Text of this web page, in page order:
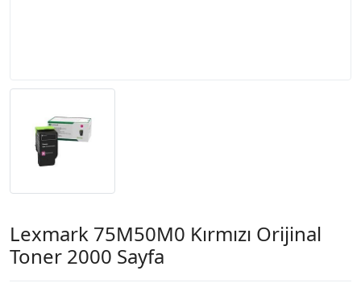
Lexmark 75M50M0 Kırmızı Orijinal
Toner 2000 Sayfa